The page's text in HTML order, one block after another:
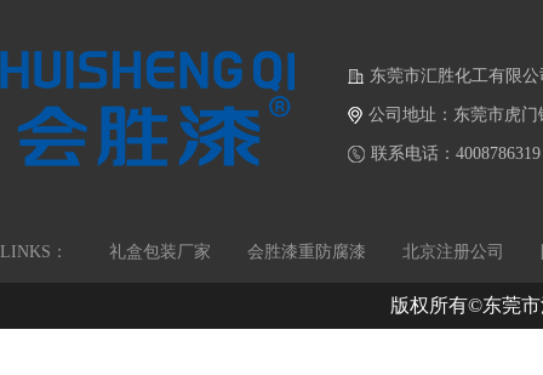
东莞市汇胜化工有限公
公司地址：东莞市虎
联系电话：4008786319
LINKS： 礼盒包装厂家 会胜漆重防腐漆 北京注册公司
版权所有©东莞